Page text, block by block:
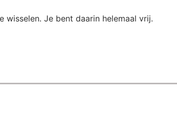
wisselen. Je bent daarin helemaal vrij.